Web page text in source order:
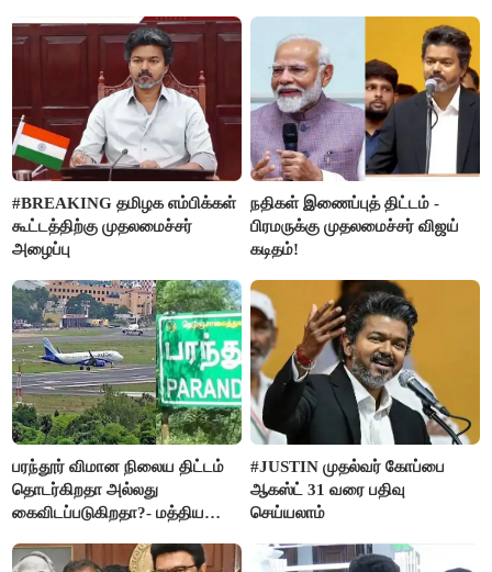
செய்த கொடூரம்
#BREAKING தமிழக எம்பிக்கள்
கூட்டத்திற்கு முதலமைச்சர்
அழைப்பு
நதிகள் இணைப்புத் திட்டம் -
பிரமருக்கு முதலமைச்சர் விஜய்
கடிதம்!
பரந்தூர் விமான நிலைய திட்டம்
தொடர்கிறதா அல்லது
கைவிடப்படுகிறதா?- மத்திய
#JUSTIN முதல்வர் கோப்பை
ஆகஸ்ட் 31 வரை பதிவு
செய்யலாம்